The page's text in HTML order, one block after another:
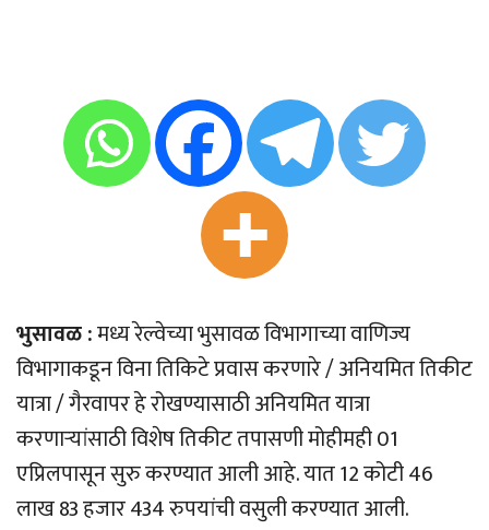
भुसावळ :मध्य रेल्वेच्या भुसावळ विभागाच्या वाणिज्य
विभागाकडून विना तिकिटे प्रवास करणारे / अनियमित तिकीट
यात्रा / गैरवापर हे रोखण्यासाठी अनियमित यात्रा
करणार्‍यांसाठी विशेष तिकीट तपासणी मोहीमही 01
एप्रिलपासून सुरु करण्यात आली आहे. यात 12 कोटी 46
लाख 83 हजार 434 रुपयांची वसुली करण्यात आली.